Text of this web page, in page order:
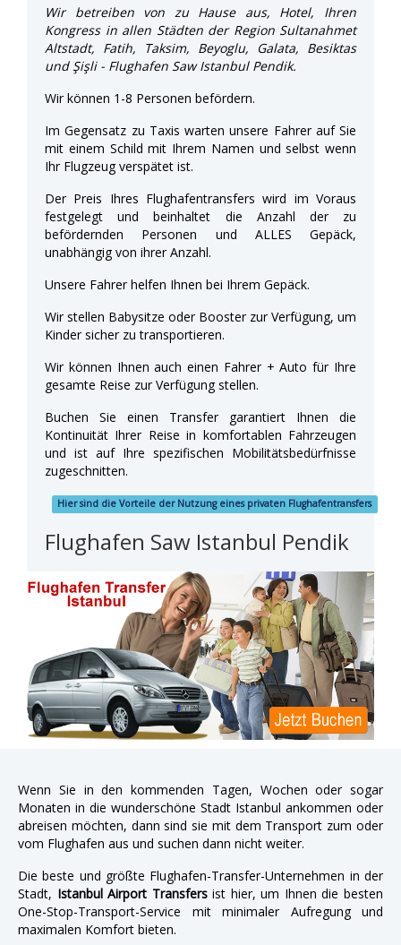
Wir betreiben von zu Hause aus, Hotel, Ihren
Kongress in allen Städten der Region Sultanahmet
Altstadt, Fatih, Taksim, Beyoglu, Galata, Besiktas
und Şişli - Flughafen Saw Istanbul Pendik.
Wir können 1-8 Personen befördern.
Im Gegensatz zu Taxis warten unsere Fahrer auf Sie
mit einem Schild mit Ihrem Namen und selbst wenn
Ihr Flugzeug verspätet ist.
Der Preis Ihres Flughafentransfers wird im Voraus
festgelegt und beinhaltet die Anzahl der zu
befördernden Personen und ALLES Gepäck,
unabhängig von ihrer Anzahl.
Unsere Fahrer helfen Ihnen bei Ihrem Gepäck.
Wir stellen Babysitze oder Booster zur Verfügung, um
Kinder sicher zu transportieren.
Wir können Ihnen auch einen Fahrer + Auto für Ihre
gesamte Reise zur Verfügung stellen.
Buchen Sie einen Transfer garantiert Ihnen die
Kontinuität Ihrer Reise in komfortablen Fahrzeugen
und ist auf Ihre spezifischen Mobilitätsbedürfnisse
zugeschnitten.
Hier sind die Vorteile der Nutzung eines privaten Flughafentransfers
Flughafen Saw Istanbul Pendik
Wenn Sie in den kommenden Tagen, Wochen oder sogar
Monaten in die wunderschöne Stadt Istanbul ankommen oder
abreisen möchten, dann sind sie mit dem Transport zum oder
vom Flughafen aus und suchen dann nicht weiter.
Die beste und größte Flughafen-Transfer-Unternehmen in der
Stadt, Istanbul Airport Transfersist hier, um Ihnen die besten
One-Stop-Transport-Service mit minimaler Aufregung und
maximalen Komfort bieten.